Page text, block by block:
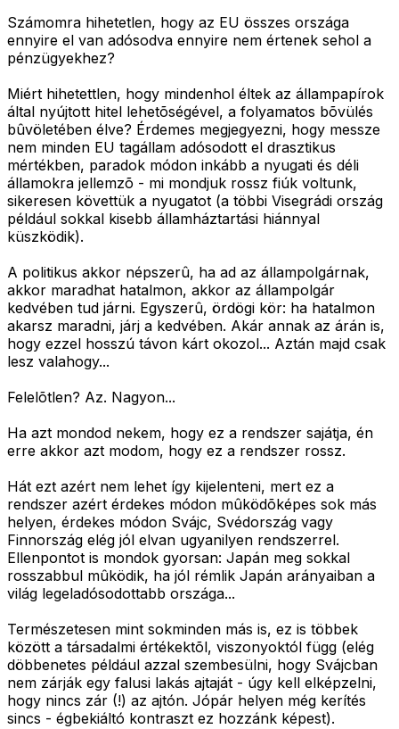
Számomra hihetetlen, hogy az EU összes országa
ennyire el van adósodva ennyire nem értenek sehol a
pénzügyekhez?
Miért hihetettlen, hogy mindenhol éltek az állampapírok
által nyújtott hitel lehetõségével, a folyamatos bõvülés
bûvöletében élve? Érdemes megjegyezni, hogy messze
nem minden EU tagállam adósodott el drasztikus
mértékben, paradok módon inkább a nyugati és déli
államokra jellemzõ - mi mondjuk rossz fiúk voltunk,
sikeresen követtük a nyugatot (a többi Visegrádi ország
például sokkal kisebb államháztartási hiánnyal
küszködik).
A politikus akkor népszerû, ha ad az állampolgárnak,
akkor maradhat hatalmon, akkor az állampolgár
kedvében tud járni. Egyszerû, ördögi kör: ha hatalmon
akarsz maradni, járj a kedvében. Akár annak az árán is,
hogy ezzel hosszú távon kárt okozol... Aztán majd csak
lesz valahogy...
Felelõtlen? Az. Nagyon...
Ha azt mondod nekem, hogy ez a rendszer sajátja, én
erre akkor azt modom, hogy ez a rendszer rossz.
Hát ezt azért nem lehet így kijelenteni, mert ez a
rendszer azért érdekes módon mûködõképes sok más
helyen, érdekes módon Svájc, Svédország vagy
Finnország elég jól elvan ugyanilyen rendszerrel.
Ellenpontot is mondok gyorsan: Japán meg sokkal
rosszabbul mûködik, ha jól rémlik Japán arányaiban a
világ legeladósodottabb országa...
Természetesen mint sokminden más is, ez is többek
között a társadalmi értékektõl, viszonyoktól függ (elég
döbbenetes például azzal szembesülni, hogy Svájcban
nem zárják egy falusi lakás ajtaját - úgy kell elképzelni,
hogy nincs zár (!) az ajtón. Jópár helyen még kerítés
sincs - égbekiáltó kontraszt ez hozzánk képest).